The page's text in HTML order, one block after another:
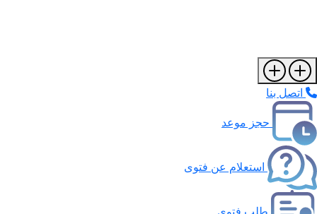
اتصل بنا
حجز موعد
استعلام عن فتوى